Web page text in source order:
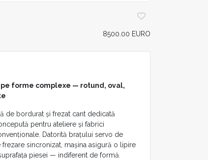
8500.00 EURO
forme complexe — rotund, oval,
de bordurat și frezat cant dedicată
pentru ateliere și fabrici
Datorită brațului servo de
sincronizat, mașina asigură o lipire
piesei — indiferent de formă.